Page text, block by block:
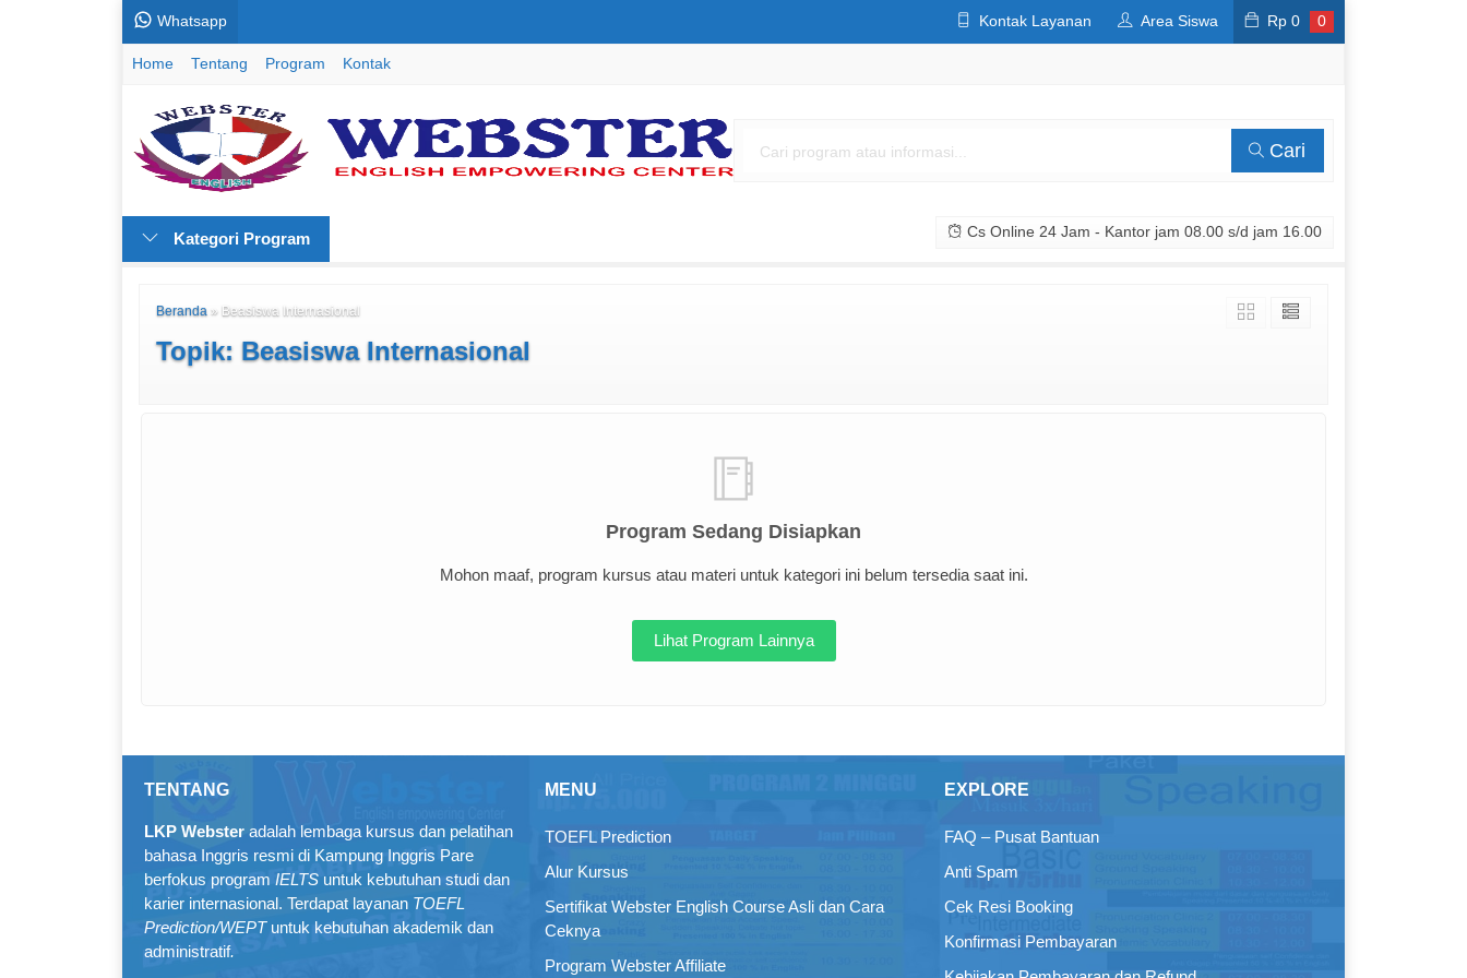
Whatsapp Kontak Layanan Area Siswa Rp 0 0
Home Tentang Program Kontak
Cari
Kategori Program Cs Online 24 Jam - Kantor jam 08.00 s/d jam 16.00
Beranda » Beasiswa Internasional
Topik: Beasiswa Internasional
Program Sedang Disiapkan
Mohon maaf, program kursus atau materi untuk kategori ini belum tersedia saat ini.
Lihat Program Lainnya
TENTANG
LKP Webster adalah lembaga kursus dan pelatihan
bahasa Inggris resmi di Kampung Inggris Pare
berfokus program IELTS untuk kebutuhan studi dan
karier internasional. Terdapat layanan TOEFL
Prediction/WEPTuntuk kebutuhan akademik dan
administratif.
MENU
TOEFL Prediction
Alur Kursus
Sertifikat Webster English Course Asli dan Cara
Ceknya
Program Webster Affiliate
EXPLORE
FAQ – Pusat Bantuan
Anti Spam
Cek Resi Booking
Konfirmasi Pembayaran